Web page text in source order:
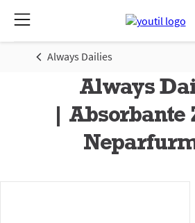
Always Dailies
Always
| Absorbante